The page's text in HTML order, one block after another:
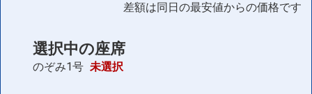
差額は同日の最安値からの価格です
選択中の座席
のぞみ1号 未選択